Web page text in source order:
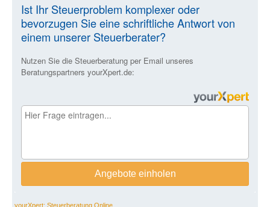
yourXpert: Steuerberatung Online